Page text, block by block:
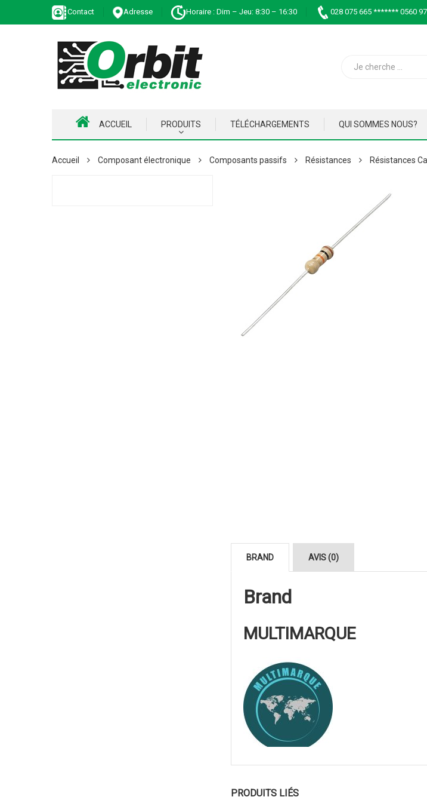
Contact Adresse Horaire : Dim – Jeu: 8:30 – 16:30 028 075 665 ******* 0560
ACCUEIL PRODUITS TÉLÉCHARGEMENTS QUI SOMMES NOUS?
Accueil Composant électronique Composants passifs Résistances Résistances
BRAND AVIS (0)
Brand
MULTIMARQUE
PRODUITS LIÉS